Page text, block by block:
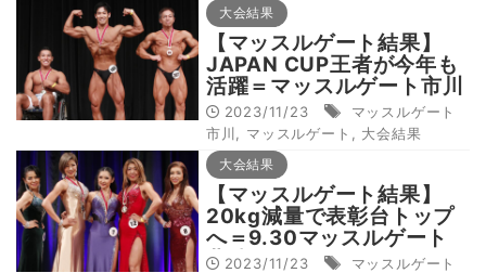
大会結果
【マッスルゲート結果】
JAPAN CUP王者が今年も
活躍＝マッスルゲート市川
2023/11/23
マッスルゲート
市川
マッスルゲート 大会結果
大会結果
【マッスルゲート結果】
20kg減量で表彰台トップ
へ＝9.30マッスルゲート
北陸2023/11/23
マッスルゲート